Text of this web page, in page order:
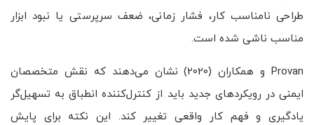
طراحی نامناسب کار، فشار زمانی، ضعف سرپرستی یا نبود ابزار
مناسب ناشی شده است.
Provan و همکاران (2020) نشان می‌دهند که نقش متخصصان
ایمنی در رویکردهای جدید باید از کنترل‌کننده انطباق به تسهیل‌گر
یادگیری و فهم کار واقعی تغییر کند. این نکته برای پایش